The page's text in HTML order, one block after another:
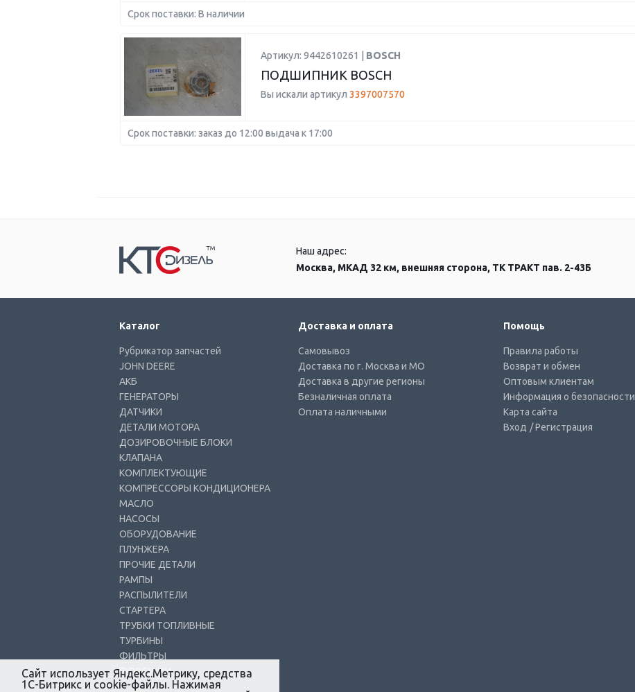
Срок поставки: В наличии
Артикул: 9442610261 | BOSCH
ПОДШИПНИК BOSCH
Вы искали артикул 3397007570
Срок поставки: заказ до 12:00 выдача к 17:00
Наш адрес:
Москва, МКАД 32 км, внешняя сторона, ТК ТРАКТ пав. 2-43Б
Каталог
Рубрикатор запчастей
JOHN DEERE
АКБ
ГЕНЕРАТОРЫ
ДАТЧИКИ
ДЕТАЛИ МОТОРА
ДОЗИРОВОЧНЫЕ БЛОКИ
КЛАПАНА
КОМПЛЕКТУЮЩИЕ
КОМПРЕССОРЫ КОНДИЦИОНЕРА
МАСЛО
НАСОСЫ
ОБОРУДОВАНИЕ
ПЛУНЖЕРА
ПРОЧИЕ ДЕТАЛИ
РАМПЫ
РАСПЫЛИТЕЛИ
СТАРТЕРА
ТРУБКИ ТОПЛИВНЫЕ
ТУРБИНЫ
ФИЛЬТРЫ
ФОРСУНКИ
Доставка и оплата
Самовывоз
Доставка по г. Москва и МО
Доставка в другие регионы
Безналичная оплата
Оплата наличными
Помощь
Правила работы
Возврат и обмен
Оптовым клиентам
Информация о безопасности
Карта сайта
Вход / Регистрация
Сайт использует Яндекс.Метрику, средства
1С-Битрикс и cookie-файлы. Нажимая